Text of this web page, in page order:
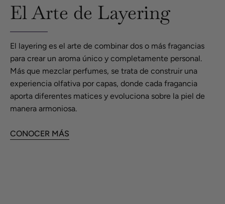
El Arte de Layering
El layering es el arte de combinar dos o más fragancias
para crear un aroma único y completamente personal.
Más que mezclar perfumes, se trata de construir una
experiencia olfativa por capas, donde cada fragancia
aporta diferentes matices y evoluciona sobre la piel de
manera armoniosa.
CONOCER MÁS